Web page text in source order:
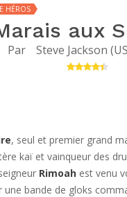
HÉROS
aux
Par Steve Jackson
, seul et premier grand
kaï et vainqueur des
Rimoahest venu
bande de gloks